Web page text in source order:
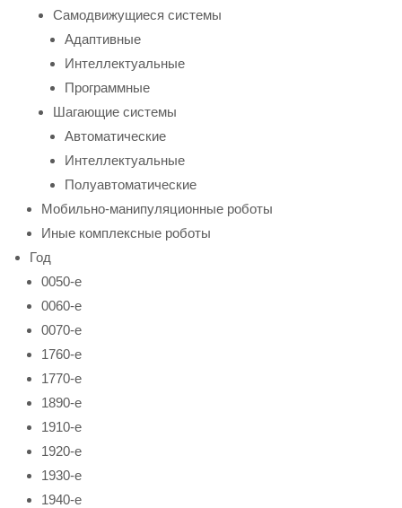
Самодвижущиеся системы
Адаптивные
Интеллектуальные
Программные
Шагающие системы
Автоматические
Интеллектуальные
Полуавтоматические
Мобильно-манипуляционные роботы
Иные комплексные роботы
Год
0050-е
0060-е
0070-е
1760-е
1770-е
1890-е
1910-е
1920-е
1930-е
1940-е